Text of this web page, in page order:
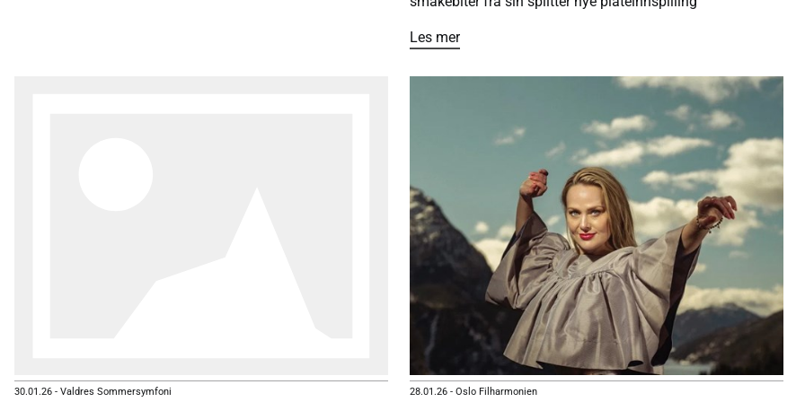
Les mer
30.01.26 - Valdres Sommersymfoni 28.01.26 - Oslo Filharmonien